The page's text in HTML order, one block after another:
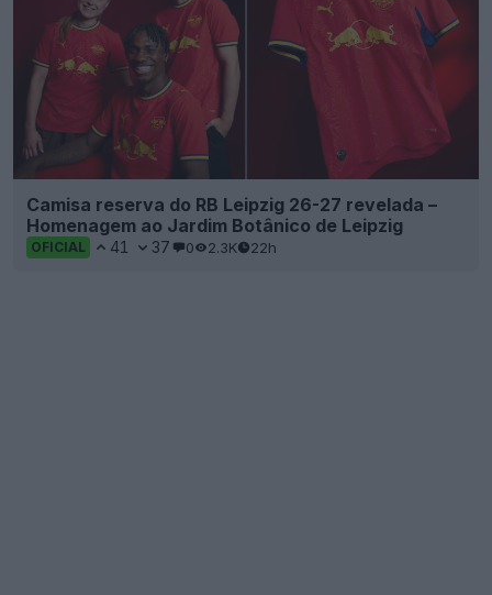
Camisa reserva do RB Leipzig 26-27 revelada –
Homenagem ao Jardim Botânico de Leipzig
OFICIAL 41 37 0 2.3K 22h